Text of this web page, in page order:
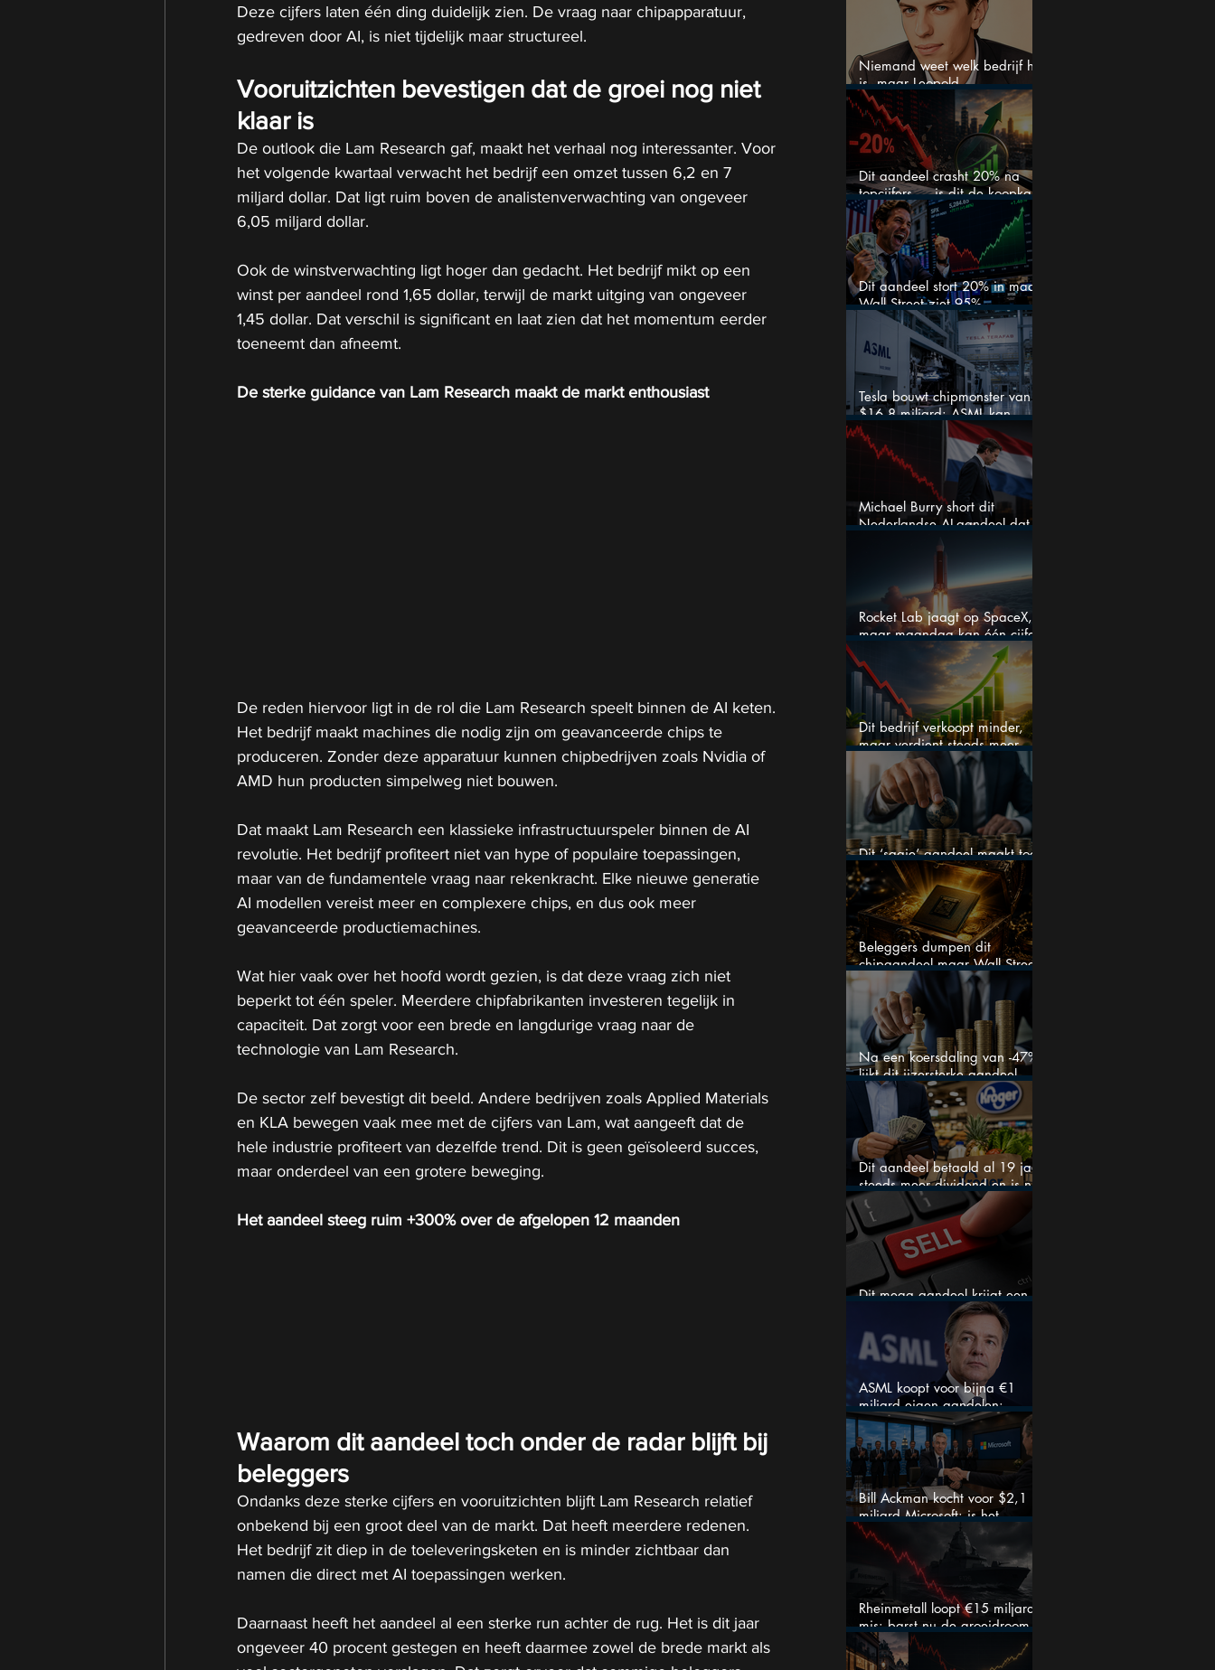
Deze cijfers laten één ding duidelijk zien. De vraag naar chipapparatuur,
gedreven door AI, is niet tijdelijk maar structureel.
Vooruitzichten bevestigen dat de groei nog niet
klaar is
De outlook die Lam Research gaf, maakt het verhaal nog interessanter. Voor
het volgende kwartaal verwacht het bedrijf een omzet tussen 6,2 en 7
miljard dollar. Dat ligt ruim boven de analistenverwachting van ongeveer
6,05 miljard dollar.
Ook de winstverwachting ligt hoger dan gedacht. Het bedrijf mikt op een
winst per aandeel rond 1,65 dollar, terwijl de markt uitging van ongeveer
1,45 dollar. Dat verschil is significant en laat zien dat het momentum eerder
toeneemt dan afneemt.
De sterke guidance van Lam Research maakt de markt enthousiast
De reden hiervoor ligt in de rol die Lam Research speelt binnen de AI keten.
Het bedrijf maakt machines die nodig zijn om geavanceerde chips te
produceren. Zonder deze apparatuur kunnen chipbedrijven zoals Nvidia of
AMD hun producten simpelweg niet bouwen.
Dat maakt Lam Research een klassieke infrastructuurspeler binnen de AI
revolutie. Het bedrijf profiteert niet van hype of populaire toepassingen,
maar van de fundamentele vraag naar rekenkracht. Elke nieuwe generatie
AI modellen vereist meer en complexere chips, en dus ook meer
geavanceerde productiemachines.
Wat hier vaak over het hoofd wordt gezien, is dat deze vraag zich niet
beperkt tot één speler. Meerdere chipfabrikanten investeren tegelijk in
capaciteit. Dat zorgt voor een brede en langdurige vraag naar de
technologie van Lam Research.
De sector zelf bevestigt dit beeld. Andere bedrijven zoals Applied Materials
en KLA bewegen vaak mee met de cijfers van Lam, wat aangeeft dat de
hele industrie profiteert van dezelfde trend. Dit is geen geïsoleerd succes,
maar onderdeel van een grotere beweging.
Het aandeel steeg ruim +300% over de afgelopen 12 maanden
Waarom dit aandeel toch onder de radar blijft bij
beleggers
Ondanks deze sterke cijfers en vooruitzichten blijft Lam Research relatief
onbekend bij een groot deel van de markt. Dat heeft meerdere redenen.
Het bedrijf zit diep in de toeleveringsketen en is minder zichtbaar dan
namen die direct met AI toepassingen werken.
Daarnaast heeft het aandeel al een sterke run achter de rug. Het is dit jaar
ongeveer 40 procent gestegen en heeft daarmee zowel de brede markt als
Niemand weet welk bedrijf het
is, maar Leopold
Aschenbrenner zet er nu $500
miljoen op
Dit aandeel crasht 20% na
topcijfers — is dit de koopkans
waar beleggers op wachtten?
Dit aandeel stort 20% in maar
Wall Street ziet 95%
koerspotentieel
Tesla bouwt chipmonster van
$16,8 miljard: ASML kan
grote winnaar worden
Michael Burry short dit
Nederlandse AI-aandeel dat
Rocket Lab jaagt op SpaceX,
maar maandag kan één cijfer
de droom doorprikken?
Dit bedrijf verkoopt minder,
maar verdient steeds meer —
hoe lang kan dit sprookje
doorgaan?
Dit ‘saaie’ aandeel maakt toch
bizar veel winst
Beleggers dumpen dit
chipaandeel maar Wall Street
ziet een zeldzame koopkans
Na een koersdaling van -47%
lijkt dit ijzersterke aandeel
aantrekkelijker dan ooit
Dit aandeel betaald al 19 jaar
steeds meer dividend en is nu
goedkoop
Dit mega aandeel krijgt een
zeldzaam verkoopadvies
ASML koopt voor bijna €1
miljard eigen aandelen:
slimme zet of dure timing?
Bill Ackman kocht voor $2,1
miljard Microsoft: is het
aandeel na de koerssprong
nog aantrekkelijk?
Rheinmetall loopt €15 miljard
mis: barst nu de groeidroom
van het defensiebedrijf?